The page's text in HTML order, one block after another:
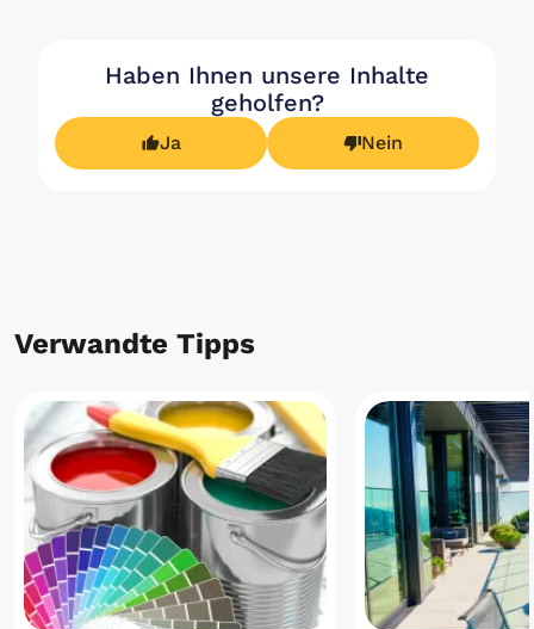
Haben Ihnen unsere Inhalte
geholfen?
Ja Nein
Verwandte Tipps